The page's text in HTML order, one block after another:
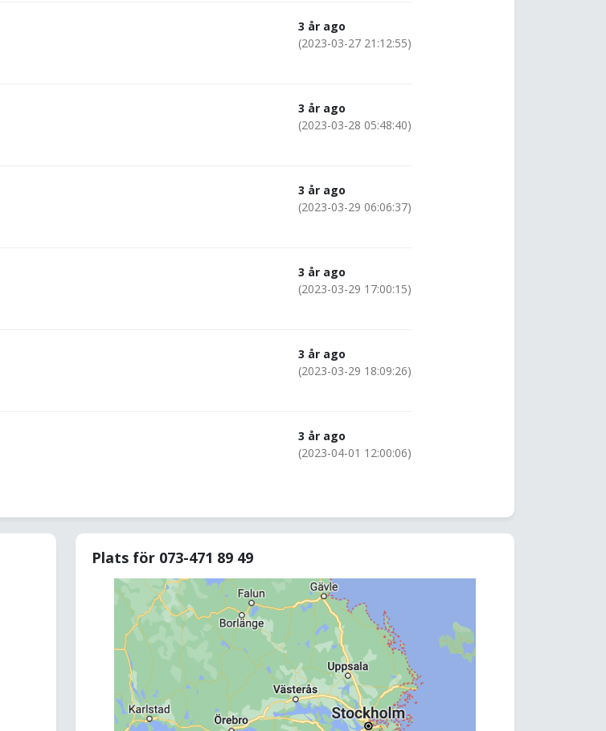
3 år ago
(2023-03-27 21:12:55)
3 år ago
(2023-03-28 05:48:40)
3 år ago
(2023-03-29 06:06:37)
3 år ago
(2023-03-29 17:00:15)
3 år ago
(2023-03-29 18:09:26)
3 år ago
(2023-04-01 12:00:06)
Plats för 073-471 89 49